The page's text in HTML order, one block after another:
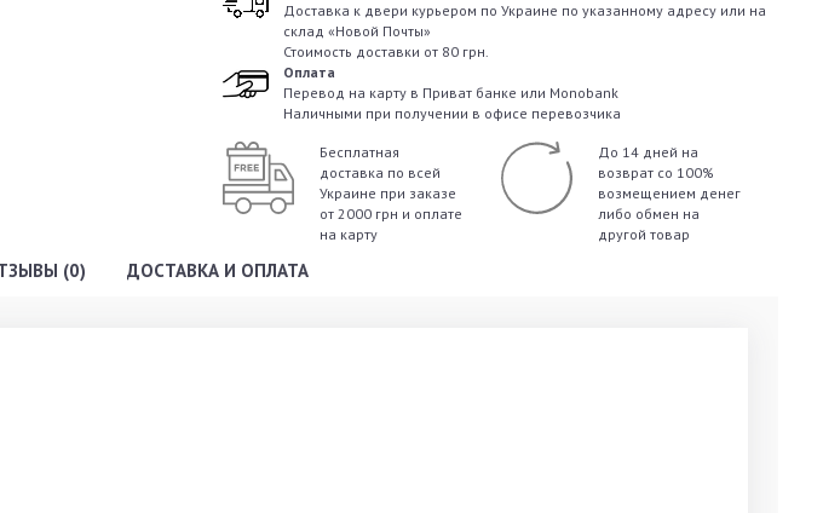
Доставка к двери курьером по Украине по указанному адресу или на
склад «Новой Почты»
Стоимость доставки от 80 грн.
Оплата
Перевод на карту в Приват банке или Monobank
Наличными при получении в офисе перевозчика
Бесплатная
доставка по всей
Украине при заказе
от 2000 грн и оплате
на карту
До 14 дней на
возврат со 100%
возмещением денег
либо обмен на
другой товар
(0) ДОСТАВКА И ОПЛАТА